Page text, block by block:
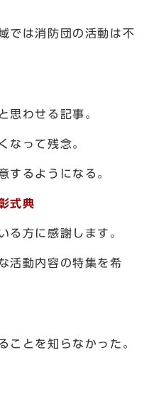
では消防団の活動は不
思わせる記事。
なって残念。
するようになる。
式典
る方に感謝します。
活動内容の特集を希
ことを知らなかった。